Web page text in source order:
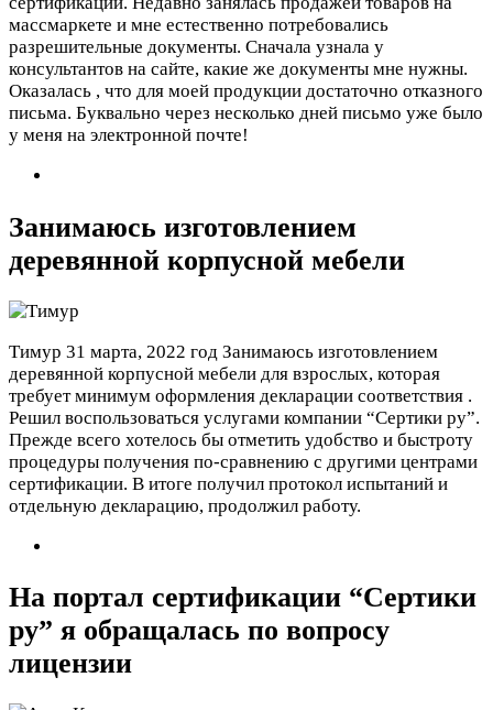
массмаркете и мне естественно потребовались
разрешительные документы. Сначала узнала у
консультантов на сайте, какие же документы мне нужны.
Оказалась , что для моей продукции достаточно отказного
письма. Буквально через несколько дней письмо уже было
у меня на электронной почте!
Занимаюсь изготовлением
деревянной корпусной мебели
Тимур 31 марта, 2022 год Занимаюсь изготовлением
деревянной корпусной мебели для взрослых, которая
требует минимум оформления декларации соответствия .
Решил воспользоваться услугами компании “Сертики ру”.
Прежде всего хотелось бы отметить удобство и быстроту
процедуры получения по-сравнению с другими центрами
сертификации. В итоге получил протокол испытаний и
отдельную декларацию, продолжил работу.
На портал сертификации “Сертики
ру” я обращалась по вопросу
лицензии